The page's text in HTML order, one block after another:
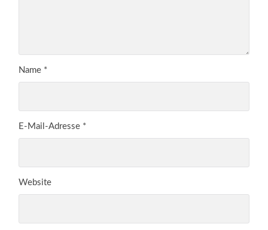
Name *
E-Mail-Adresse *
Website